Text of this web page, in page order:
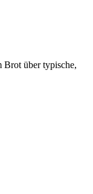
Brot über typische,